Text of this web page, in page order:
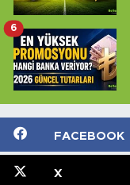
6
FACEBOOK
X